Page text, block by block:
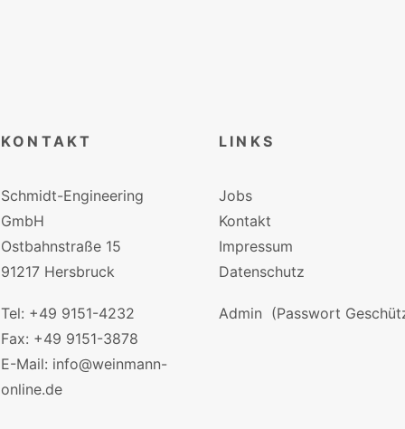
KONTAKT
Schmidt-Engineering
GmbH
Ostbahnstraße 15
91217 Hersbruck
Tel: +49 9151-4232
Fax: +49 9151-3878
E-Mail: info@weinmann-
online.de
LINKS
Jobs
Kontakt
Impressum
Datenschutz
Admin (Passwort